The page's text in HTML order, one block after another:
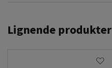
Lignende produkter